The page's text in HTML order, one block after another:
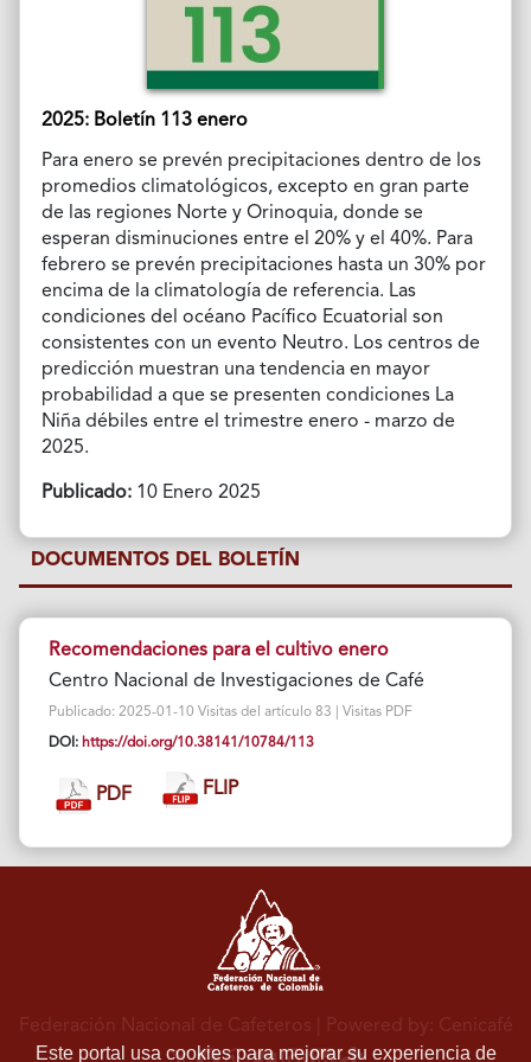
2025: Boletín 113 enero
Para enero se prevén precipitaciones dentro de los
promedios climatológicos, excepto en gran parte
de las regiones Norte y Orinoquia, donde se
esperan disminuciones entre el 20% y el 40%. Para
febrero se prevén precipitaciones hasta un 30% por
encima de la climatología de referencia. Las
condiciones del océano Pacífico Ecuatorial son
consistentes con un evento Neutro. Los centros de
predicción muestran una tendencia en mayor
probabilidad a que se presenten condiciones La
Niña débiles entre el trimestre enero - marzo de
2025.
Publicado:10 Enero 2025
DOCUMENTOS DEL BOLETÍN
Recomendaciones para el cultivo enero
Centro Nacional de Investigaciones de Café
Publicado: 2025-01-10 Visitas del artículo 83 | Visitas PDF
DOI: https://doi.org/10.38141/10784/113
PDF FLIP
Este portal usa cookies para mejorar su experiencia de
Federación Nacional de Cafeteros | Powered by: Cenicafé